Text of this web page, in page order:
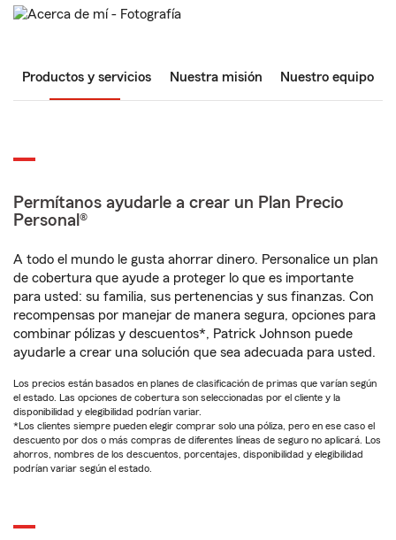
Productos y servicios Nuestra misión Nuestro equipo
Permítanos ayudarle a crear un Plan Precio
Personal®
A todo el mundo le gusta ahorrar dinero. Personalice un plan
de cobertura que ayude a proteger lo que es importante
para usted: su familia, sus pertenencias y sus finanzas. Con
recompensas por manejar de manera segura, opciones para
combinar pólizas y descuentos*, Patrick Johnson puede
ayudarle a crear una solución que sea adecuada para usted.
Los precios están basados en planes de clasificación de primas que varían según
el estado. Las opciones de cobertura son seleccionadas por el cliente y la
disponibilidad y elegibilidad podrían variar.
*Los clientes siempre pueden elegir comprar solo una póliza, pero en ese caso el
descuento por dos o más compras de diferentes líneas de seguro no aplicará. Los
ahorros, nombres de los descuentos, porcentajes, disponibilidad y elegibilidad
podrían variar según el estado.